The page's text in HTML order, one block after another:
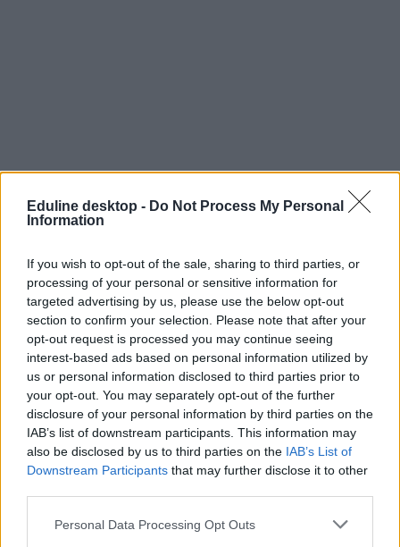
Eduline desktop - Do Not Process My Personal
Information
If you wish to opt-out of the sale, sharing to third parties, or
processing of your personal or sensitive information for
targeted advertising by us, please use the below opt-out
section to confirm your selection. Please note that after your
opt-out request is processed you may continue seeing
interest-based ads based on personal information utilized by
us or personal information disclosed to third parties prior to
your opt-out. You may separately opt-out of the further
disclosure of your personal information by third parties on the
IAB’s list of downstream participants. This information may
also be disclosed by us to third parties on the IAB’s List of
Downstream Participants that may further disclose it to other
Personal Data Processing Opt Outs
miskolci egyetem
szavazás
legszebb egyetemi campus
belföld
egyetem szépségverseny